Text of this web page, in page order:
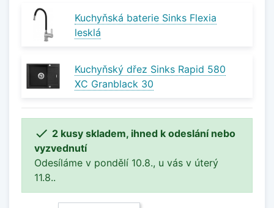
Kuchyňská baterie Sinks Flexia
lesklá
Kuchyňský dřez Sinks Rapid 580
XC Granblack 30
 2 kusy skladem, ihned k odeslání nebo
vyzvednutí
Odesíláme v pondělí 10.8., u vás v úterý
11.8..